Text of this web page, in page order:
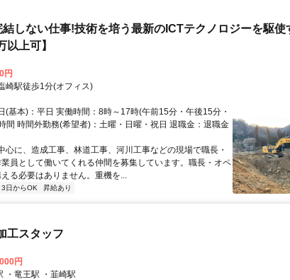
しない仕事!技術を培う最新のICTテクノロジーを駆使
以上可】
円
駅：塩崎駅徒歩1分(オフィス)
(基本)：平日 実働時間：8時～17時(午前15分・午後15分・
間 時間外勤務(希望者)：土曜・日曜・祝日 退職金：退職金
心に、造成工事、林道工事、河川工事などの現場で職長・
員として働いてくれる仲間を募集しています。職長・オペ
る必要はありません。重機を...
日からOK 昇給あり
工スタッフ
円
・竜王駅 ・韮崎駅